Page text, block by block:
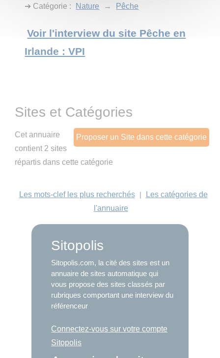
➔ Catégorie : Nature → Pêche
Voir l'interview du site Pêche en
Irlande : VPI
Sites et Catégories
Proposer un Site dans cette catégorie
Cet annuaire
contient 2 sites
répartis dans cette catégorie
Les mots-clef les plus recherchés |
Les catégories de
l'annuaire
Sitopolis
Sitopolis.com, la cité des sites est un
annuaire de sites automatique qui
vous propose des sites classés par
rubriques comportant une interview du
référenceur
Connectez-vous sur votre compte
Sitopolis